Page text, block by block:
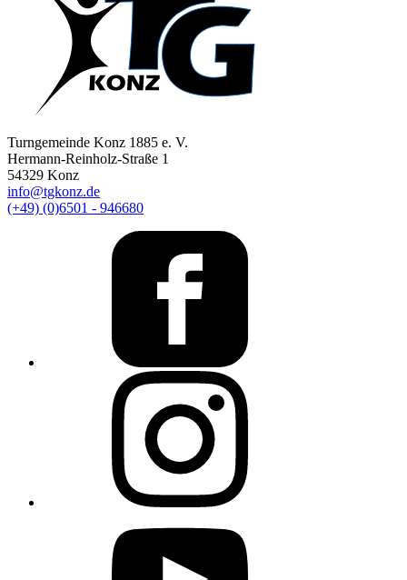
Turngemeinde Konz 1885 e. V.
Hermann-Reinholz-Straße 1
54329 Konz
info@tgkonz.de
(+49) (0)6501 - 946680